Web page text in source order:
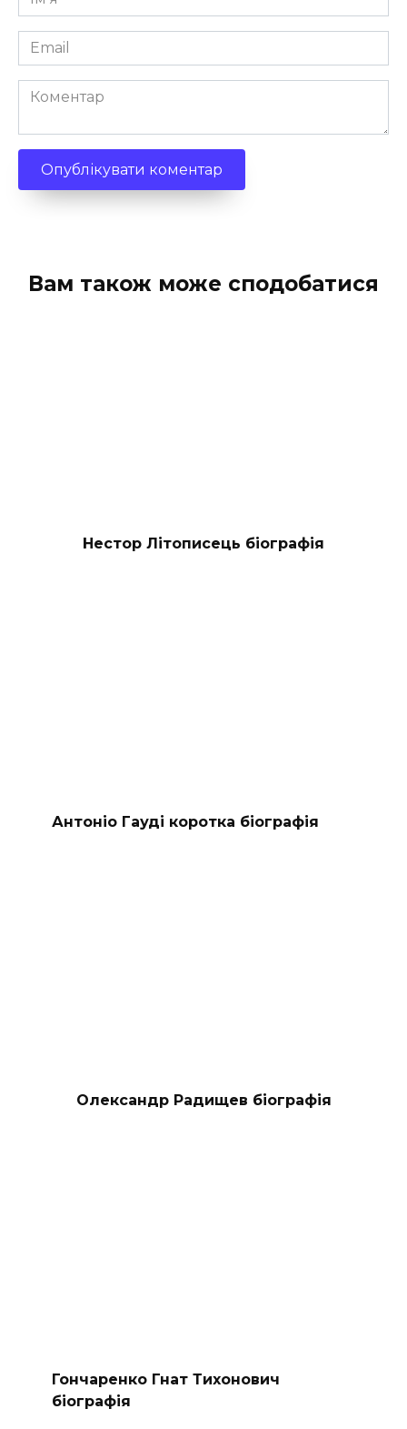
*
Email
*
Коментар
Вам також може сподобатися
Нестор Літописець біографія
Антоніо Гауді коротка біографія
Олександр Радищев біографія
Гончаренко Гнат Тихонович
біографія